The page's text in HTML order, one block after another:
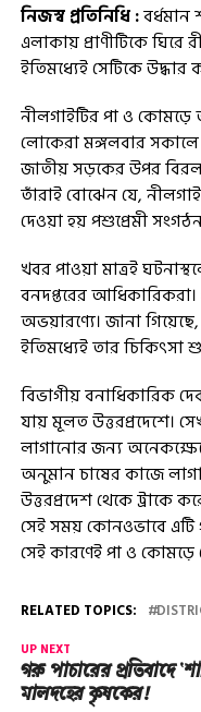
নিজস্ব প্রতিনিধি :বর্ধমান
এলাকায় প্রাণীটিকে ঘিরে
ইতিমধ্যেই সেটিকে উদ্ধার
নীলগাইটির পা ও কোমড়়ে
লোকেরা মঙ্গলবার সকালে
জাতীয় সড়কের উপর বিরল
তাঁরাই বোঝেন যে,
দেওয়া হয় পশুপ্রেমী
খবর পাওয়া মাত্রই
বনদপ্তরের আধিকারিকরা।
অভয়ারণ্যে। জানা
ইতিমধ্যেই তার চিকিৎসা
বিভাগীয় বনাধিকারিক
যায় মূলত উত্তরপ্রদেশে।
লাগানোর জন্য
অনুমান চাষের কাজে
উত্তরপ্রদেশ থেকে ট্রাকে
সেই সময় কোনওভাবে এটি
সেই কারণেই পা ও কোমড়ে
RELATED TOPICS:
UP NEXT
গরু পাচারের প্রতিবাদে
মালদহের কৃষকের!